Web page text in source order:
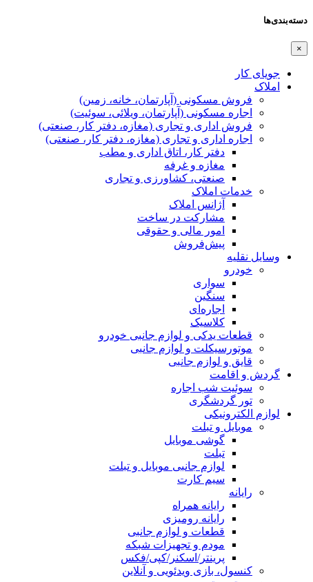
دسته‌بندی‌ها
×
جویای کار
املاک
فروش مسکونی (آپارتمان، خانه، زمین)
اجاره مسکونی (آپارتمان، ویلائی، سوئیت)
فروش اداری و تجاری (مغازه، دفتر کار، صنعتی)
اجاره اداری و تجاری (مغازه، دفتر کار، صنعتی)
دفتر کار، اتاق اداری و مطب
مغازه و غرفه
صنعتی،‌ کشاورزی و تجاری
خدمات املاک
آژانس املاک
مشارکت در ساخت
امور مالی و حقوقی
پیش‌فروش
وسایل نقلیه
خودرو
سواری
سنگین
اجاره‌ای
کلاسیک
قطعات یدکی و لوازم جانبی خودرو
موتورسیکلت و لوازم جانبی
قایق و لوازم جانبی
گردش و اقامت
سوئیت شب اجاره
تور گردشگری
لوازم الکترونیکی
موبایل و تبلت
گوشی موبایل
تبلت
لوازم جانبی موبایل و تبلت
سیم کارت
رایانه
رایانه همراه
رایانه رومیزی
قطعات و لوازم جانبی
مودم و تجهیزات شبکه
پرینتر/اسکنر/کپی/فکس
کنسول، بازی‌ ویدئویی و آنلاین